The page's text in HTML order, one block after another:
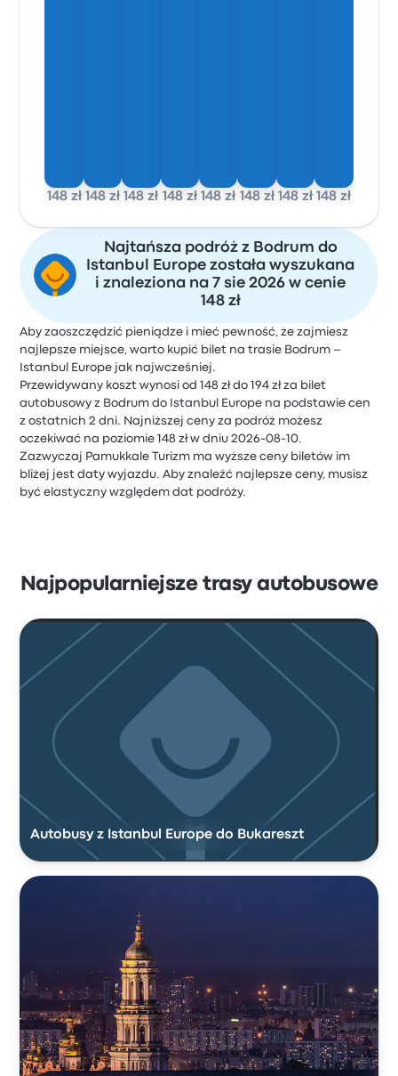
148 zł 148 zł 148 zł 148 zł 148 zł 148 zł 148 zł 148 zł
Najtańsza podróż z Bodrum do
Istanbul Europe została wyszukana
i znaleziona na 7 sie 2026 w cenie
148 zł
Aby zaoszczędzić pieniądze i mieć pewność, że zajmiesz
najlepsze miejsce, warto kupić bilet na trasie Bodrum –
Istanbul Europe jak najwcześniej.
Przewidywany koszt wynosi od 148 zł do 194 zł za bilet
autobusowy z Bodrum do Istanbul Europe na podstawie cen
z ostatnich 2 dni. Najniższej ceny za podróż możesz
oczekiwać na poziomie 148 zł w dniu 2026-08-10.
Zazwyczaj Pamukkale Turizm ma wyższe ceny biletów im
bliżej jest daty wyjazdu. Aby znaleźć najlepsze ceny, musisz
być elastyczny względem dat podróży.
Najpopularniejsze trasy autobusowe
Autobusy z Istanbul Europe do Bukareszt